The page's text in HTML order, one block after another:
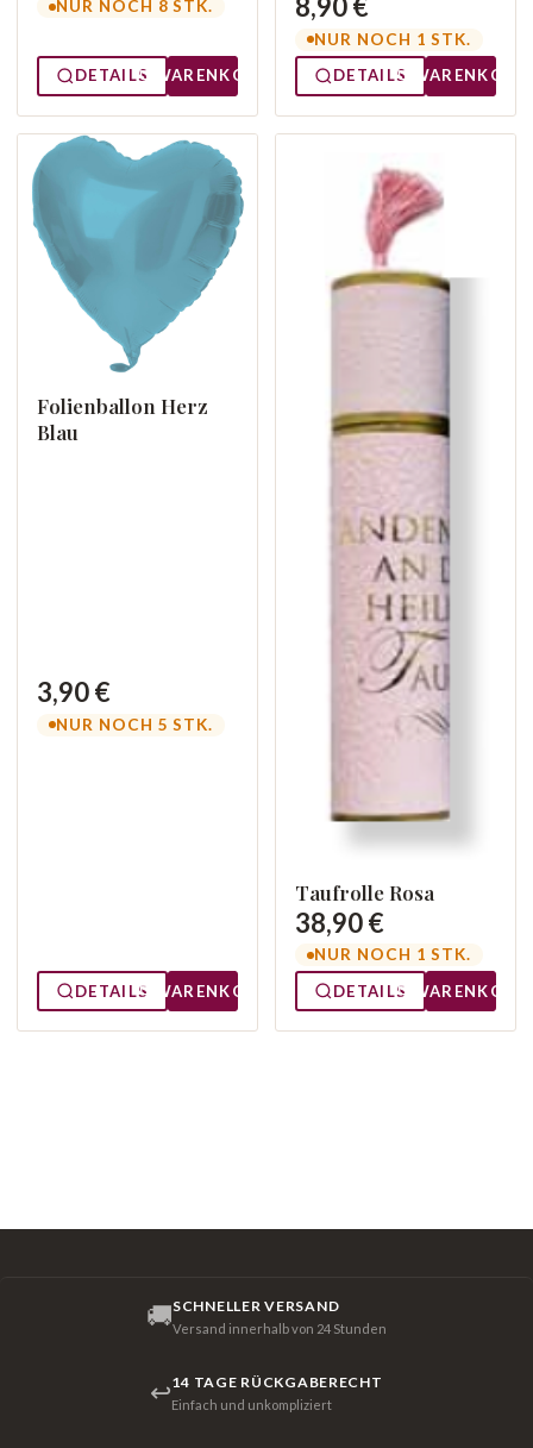
NUR NOCH 8 STK.
DETAILS WARENKORB
8,90 €
NUR NOCH 1 STK.
DETAILS
WARENKORB
Folienballon Herz
Blau
3,90 €
NUR NOCH 5 STK.
DETAILS WARENKORB
Taufrolle Rosa
38,90 €
NUR NOCH 1 STK.
DETAILS
WARENKORB
🚚SCHNELLER VERSAND
Versand innerhalb von 24 Stunden
↩14 TAGE RÜCKGABERECHT
Einfach und unkompliziert